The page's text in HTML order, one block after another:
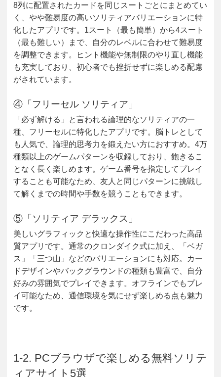
8列に配置されたカードを同じスートごとにまとめてい
く、やや難易度の高いソリティアバリエーションに特
化したアプリです。1スート（最も簡単）から4スート
（最も難しい）まで、自分のレベルに合わせて難易度
を調整できます。ヒント機能や無制限のやり直し機能
も充実しており、初心者でも挫折せずに楽しめる配慮
がされています。
④「フリーセル ソリティア」
「必ず解ける」と言われる論理的なソリティアの一
種、フリーセルに特化したアプリです。脳トレとして
も人気で、論理的思考力を鍛えたい方におすすめ。4万
種類以上のゲームパターンを収録しており、飽きるこ
となく長く楽しめます。ゲーム番号を指定してプレイ
することも可能なため、友人と同じパターンに挑戦し
て解くまでの時間や手数を競うこともできます。
⑤「ソリティア デラックス」
美しいグラフィックと快適な操作性にこだわった高品
質アプリです。通常のクロンダイク式に加え、「ベガ
ス」「三つ山」などのバリエーションにも対応。カー
ドデザインやバックグラウンドの種類も豊富で、自分
好みの雰囲気でプレイできます。オフラインでもプレ
イ可能なため、通信環境を気にせず楽しめる点も魅力
です。
1-2. PCブラウザで楽しめる無料ソリテ
ィアサイト5選